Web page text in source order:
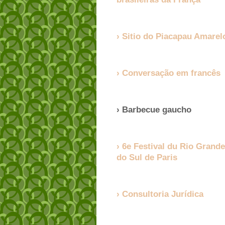
Sitio do Piacapau
Conversação em francês
Barbecue gaucho
6e Festival du Rio Grande
do Sul de Paris
Consultoria Jurídica